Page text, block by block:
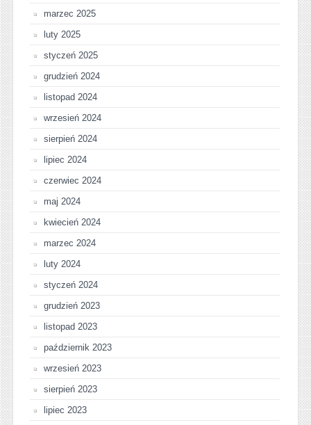
marzec 2025
luty 2025
styczeń 2025
grudzień 2024
listopad 2024
wrzesień 2024
sierpień 2024
lipiec 2024
czerwiec 2024
maj 2024
kwiecień 2024
marzec 2024
luty 2024
styczeń 2024
grudzień 2023
listopad 2023
październik 2023
wrzesień 2023
sierpień 2023
lipiec 2023